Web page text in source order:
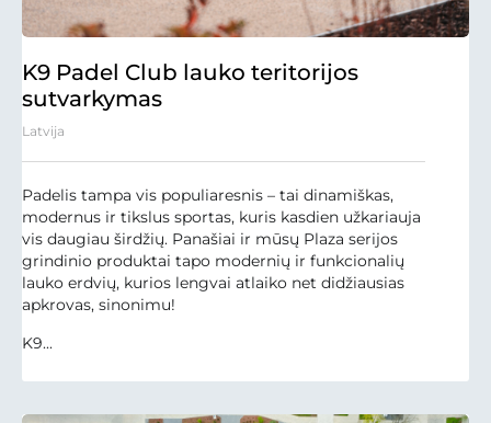
K9 Padel Club lauko teritorijos
sutvarkymas
Latvija
Padelis tampa vis populiaresnis – tai dinamiškas,
modernus ir tikslus sportas, kuris kasdien užkariauja
vis daugiau širdžių. Panašiai ir mūsų Plaza serijos
grindinio produktai tapo modernių ir funkcionalių
lauko erdvių, kurios lengvai atlaiko net didžiausias
apkrovas, sinonimu!
K9...